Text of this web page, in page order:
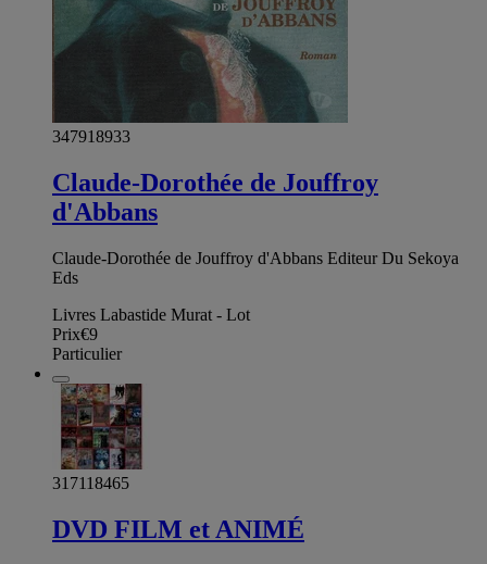
347918933
Claude-Dorothée de Jouffroy
d'Abbans
Claude-Dorothée de Jouffroy d'Abbans Editeur Du Sekoya
Eds
Livres Labastide Murat - Lot
Prix€9
Particulier
317118465
DVD FILM et ANIMÉ